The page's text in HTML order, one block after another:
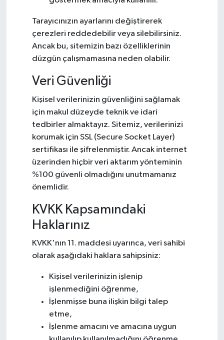
Tarayıcınızın ayarlarını değiştirerek
çerezleri reddedebilir veya silebilirsiniz.
Ancak bu, sitemizin bazı özelliklerinin
düzgün çalışmamasına neden olabilir.
Veri Güvenliği
Kişisel verilerinizin güvenliğini sağlamak
için makul düzeyde teknik ve idari
tedbirler almaktayız. Sitemiz, verilerinizi
korumak için SSL (Secure Socket Layer)
sertifikası ile şifrelenmiştir. Ancak internet
üzerinden hiçbir veri aktarım yönteminin
%100 güvenli olmadığını unutmamanız
önemlidir.
KVKK Kapsamındaki
Haklarınız
KVKK'nın 11. maddesi uyarınca, veri sahibi
olarak aşağıdaki haklara sahipsiniz:
Kişisel verilerinizin işlenip
işlenmediğini öğrenme,
İşlenmişse buna ilişkin bilgi talep
etme,
İşlenme amacını ve amacına uygun